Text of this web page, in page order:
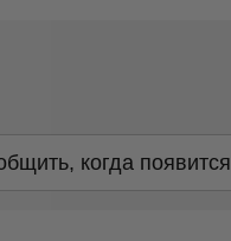
когда появится